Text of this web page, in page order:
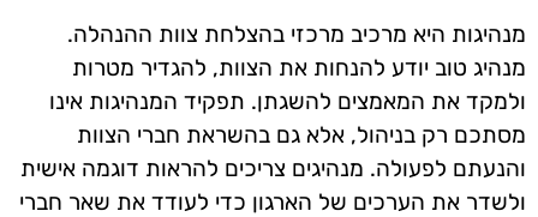
מנהיגות היא מרכיב מרכזי בהצלחת צוות ההנהלה.
מנהיג טוב יודע להנחות את הצוות, להגדיר מטרות
ולמקד את המאמצים להשגתן. תפקיד המנהיגות אינו
מסתכם רק בניהול, אלא גם בהשראת חברי הצוות
והנעתם לפעולה. מנהיגים צריכים להראות דוגמה אישית
ולשדר את הערכים של הארגון כדי לעודד את שאר חברי